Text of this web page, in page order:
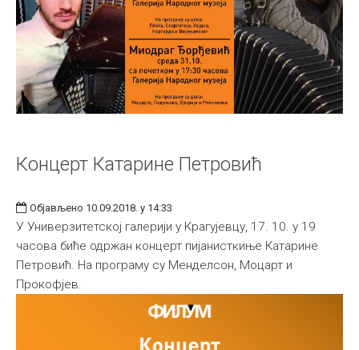
Концерт Катарине Петровић
Објављено 10.09.2018. у 14:33
У Универзитетској галерији у Крагујевцу, 17. 10. у 19
часова биће одржан концерт пијанисткиње Катарине
Петровић. На програму су Менделсон, Моцарт и
Прокофјев.